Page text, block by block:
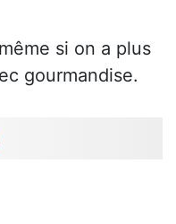
si on a plus
gourmandise.